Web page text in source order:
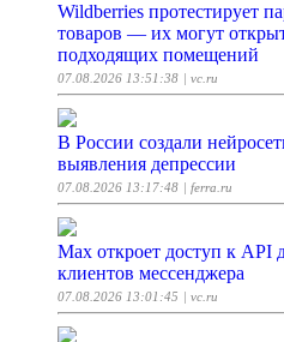
Wildberries протестирует
товаров — их могут
подходящих помещений
07.08.2026 13:51:38 | vc.ru
В России создали
выявления депрессии
07.08.2026 13:17:48 | ferra.ru
Max откроет доступ к API
клиентов мессенджера
07.08.2026 13:01:45 | vc.ru